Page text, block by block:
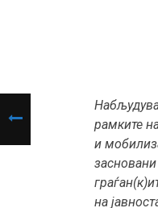
рамките
и
на